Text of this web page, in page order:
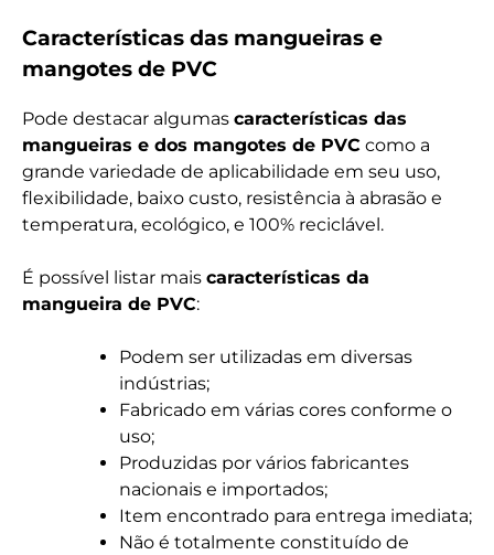
Características das mangueiras e
mangotes de PVC
Pode destacar algumas características das
mangueiras e dos mangotes de PVC como a
grande variedade de aplicabilidade em seu uso,
flexibilidade, baixo custo, resistência à abrasão e
temperatura, ecológico, e 100% reciclável.
É possível listar mais características da
mangueira de PVC:
Podem ser utilizadas em diversas
indústrias;
Fabricado em várias cores conforme o
uso;
Produzidas por vários fabricantes
nacionais e importados;
Item encontrado para entrega imediata;
Não é totalmente constituído de